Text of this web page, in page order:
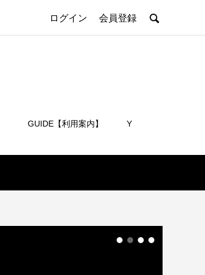
ログイン 会員登録 
GUIDE【利用案内】 Y